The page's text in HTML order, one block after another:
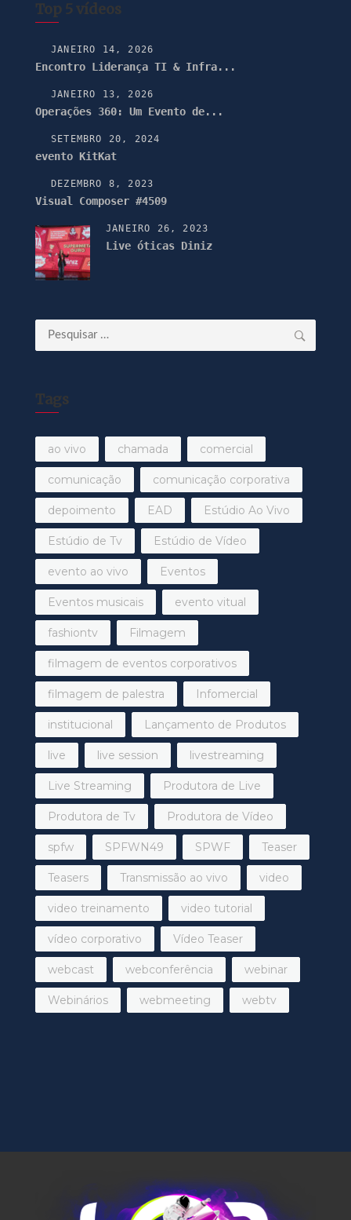
Top 5 vídeos
JANEIRO 14, 2026
Encontro Liderança TI & Infra...
JANEIRO 13, 2026
Operações 360: Um Evento de...
SETEMBRO 20, 2024
evento KitKat
DEZEMBRO 8, 2023
Visual Composer #4509
JANEIRO 26, 2023
Live óticas Diniz
Pesquisar
por:
Tags
ao vivo chamada comercial
comunicação comunicação corporativa
depoimento EAD Estúdio Ao Vivo
Estúdio de Tv Estúdio de Vídeo
evento ao vivo Eventos
Eventos musicais evento vitual
fashiontv Filmagem
filmagem de eventos corporativos
filmagem de palestra Infomercial
institucional Lançamento de Produtos
live live session livestreaming
Live Streaming Produtora de Live
Produtora de Tv Produtora de Vídeo
spfw SPFWN49 SPWF Teaser
Teasers Transmissão ao vivo video
video treinamento video tutorial
vídeo corporativo Vídeo Teaser
webcast webconferência webinar
Webinários webmeeting webtv